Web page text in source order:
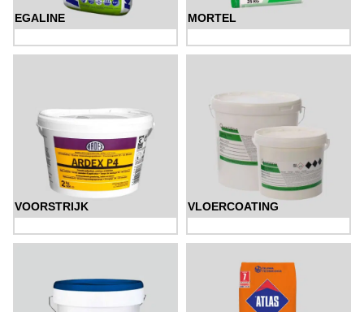
EGALINE MORTEL
VOORSTRIJK VLOERCOATING